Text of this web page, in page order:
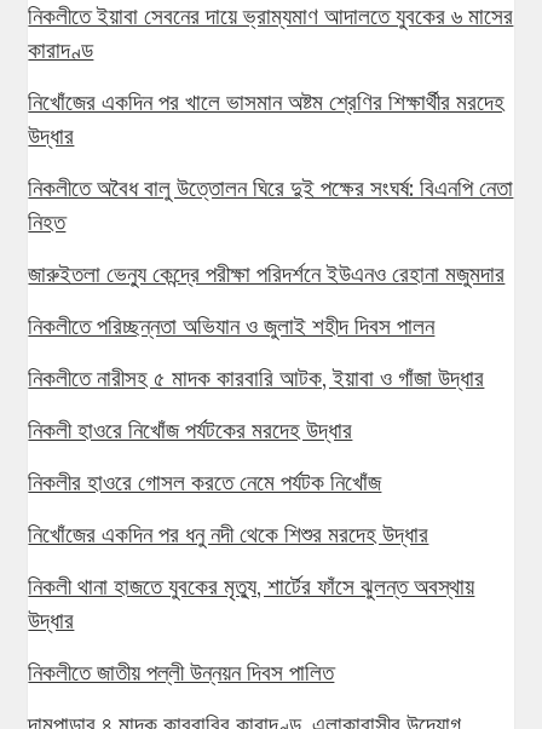
নিকলীতে ইয়াবা সেবনের দায়ে ভ্রাম্যমাণ আদালতে যুবকের ৬ মাসের
কারাদণ্ড
নিখোঁজের একদিন পর খালে ভাসমান অষ্টম শ্রেণির শিক্ষার্থীর মরদেহ
উদ্ধার
নিকলীতে অবৈধ বালু উত্তোলন ঘিরে দুই পক্ষের সংঘর্ষ: বিএনপি নেতা
নিহত
জারুইতলা ভেন্যু কেন্দ্রে পরীক্ষা পরিদর্শনে ইউএনও রেহানা মজুমদার
নিকলীতে পরিচ্ছন্নতা অভিযান ও জুলাই শহীদ দিবস পালন
নিকলীতে নারীসহ ৫ মাদক কারবারি আটক, ইয়াবা ও গাঁজা উদ্ধার
নিকলী হাওরে নিখোঁজ পর্যটকের মরদেহ উদ্ধার
নিকলীর হাওরে গোসল করতে নেমে পর্যটক নিখোঁজ
নিখোঁজের একদিন পর ধনু নদী থেকে শিশুর মরদেহ উদ্ধার
নিকলী থানা হাজতে যুবকের মৃত্যু, শার্টের ফাঁসে ঝুলন্ত অবস্থায়
উদ্ধার
নিকলীতে জাতীয় পল্লী উন্নয়ন দিবস পালিত